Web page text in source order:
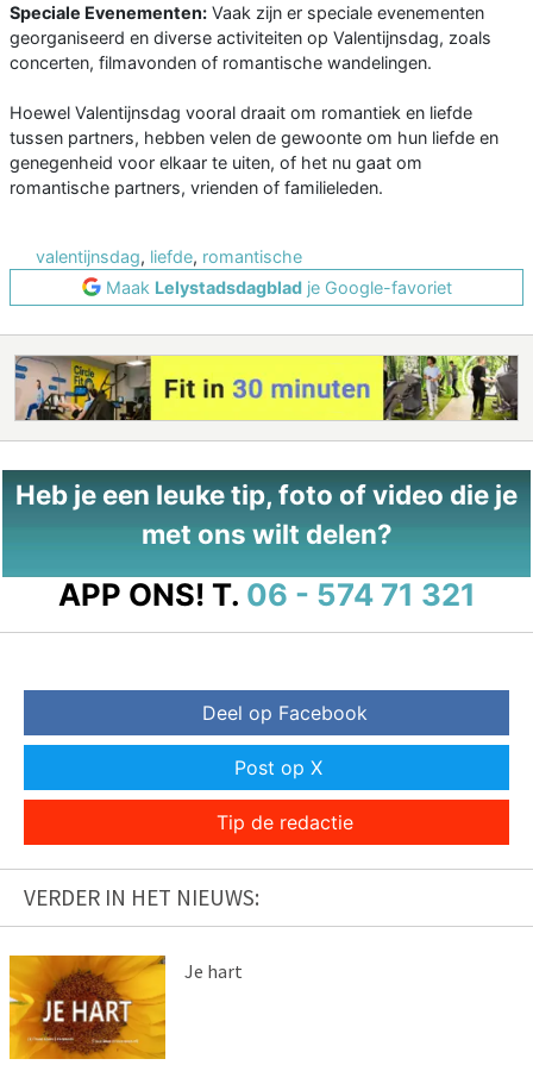
Speciale Evenementen: Vaak zijn er speciale evenementen
georganiseerd en diverse activiteiten op Valentijnsdag, zoals
concerten, filmavonden of romantische wandelingen.
Hoewel Valentijnsdag vooral draait om romantiek en liefde
tussen partners, hebben velen de gewoonte om hun liefde en
genegenheid voor elkaar te uiten, of het nu gaat om
romantische partners, vrienden of familieleden.
valentijnsdag, liefde, romantische
Maak Lelystadsdagbladje Google-favoriet
Heb je een leuke tip, foto of video die je
met ons wilt delen?
APP ONS! T. 06 - 574 71 321
Deel op Facebook
Post op X
Tip de redactie
VERDER IN HET NIEUWS:
Je hart